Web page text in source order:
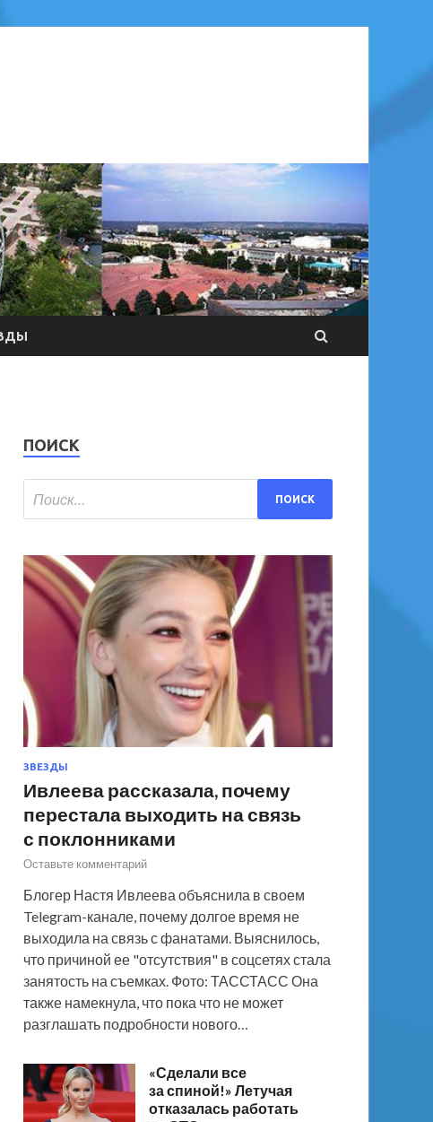
ПОИСК
ЗВЕЗДЫ
Ивлеева рассказала, почему
перестала выходить на связь
с поклонниками
Оставьте комментарий
Блогер Настя Ивлеева объяснила в своем
Telegram-канале, почему долгое время не
выходила на связь с фанатами. Выяснилось,
что причиной ее "отсутствия" в соцсетях стала
занятость на съемках. Фото: ТАССТАСС Она
также намекнула, что пока что не может
разглашать подробности нового…
«Сделали все
за спиной!» Летучая
отказалась работать